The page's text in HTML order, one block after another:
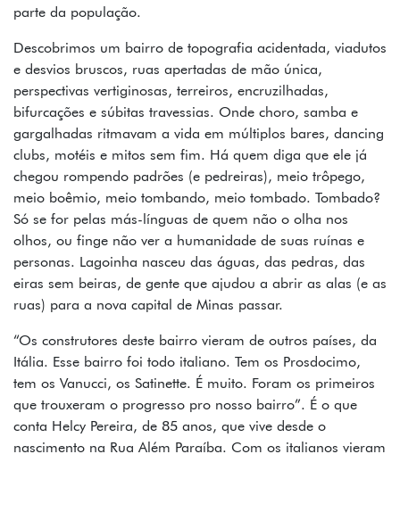
TÉCNICA
parte da população.
Descobrimos um bairro de topografia acidentada, viadutos
e desvios bruscos, ruas apertadas de mão única,
perspectivas vertiginosas, terreiros, encruzilhadas,
bifurcações e súbitas travessias. Onde choro, samba e
gargalhadas ritmavam a vida em múltiplos bares, dancing
clubs, motéis e mitos sem fim. Há quem diga que ele já
chegou rompendo padrões (e pedreiras), meio trôpego,
meio boêmio, meio tombando, meio tombado. Tombado?
Só se for pelas más-línguas de quem não o olha nos
olhos, ou finge não ver a humanidade de suas ruínas e
personas. Lagoinha nasceu das águas, das pedras, das
eiras sem beiras, de gente que ajudou a abrir as alas (e as
ruas) para a nova capital de Minas passar.
“Os construtores deste bairro vieram de outros países, da
Itália. Esse bairro foi todo italiano. Tem os Prosdocimo,
tem os Vanucci, os Satinette. É muito. Foram os primeiros
que trouxeram o progresso pro nosso bairro”. É o que
conta Helcy Pereira, de 85 anos, que vive desde o
nascimento na Rua Além Paraíba. Com os italianos vieram